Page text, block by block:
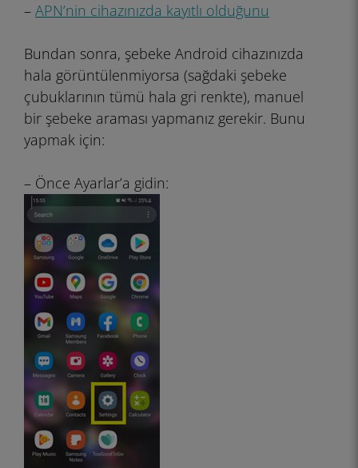
– APN’nin cihazınızda kayıtlı olduğunu
Bundan sonra, şebeke Android cihazınızda
hala görüntülenmiyorsa (sağdaki şebeke
çubuklarının tümü hala gri renkte), manuel
bir şebeke araması yapmanız gerekir. Bunu
yapmak için:
– Önce Ayarlar’a gidin: